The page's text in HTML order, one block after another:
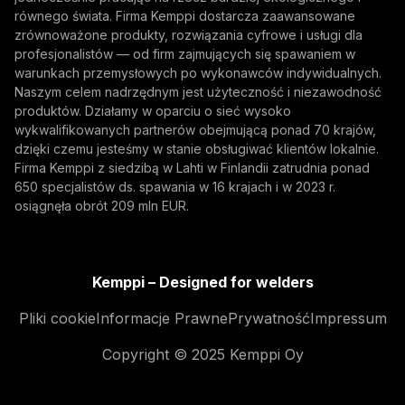
równego świata. Firma Kemppi dostarcza zaawansowane
zrównoważone produkty, rozwiązania cyfrowe i usługi dla
profesjonalistów — od firm zajmujących się spawaniem w
warunkach przemysłowych po wykonawców indywidualnych.
Naszym celem nadrzędnym jest użyteczność i niezawodność
produktów. Działamy w oparciu o sieć wysoko
wykwalifikowanych partnerów obejmującą ponad 70 krajów,
dzięki czemu jesteśmy w stanie obsługiwać klientów lokalnie.
Firma Kemppi z siedzibą w Lahti w Finlandii zatrudnia ponad
650 specjalistów ds. spawania w 16 krajach i w 2023 r.
osiągnęła obrót 209 mln EUR.
Kemppi – Designed for welders
Pliki cookieInformacje PrawnePrywatnośćImpressum
Copyright © 2025 Kemppi Oy